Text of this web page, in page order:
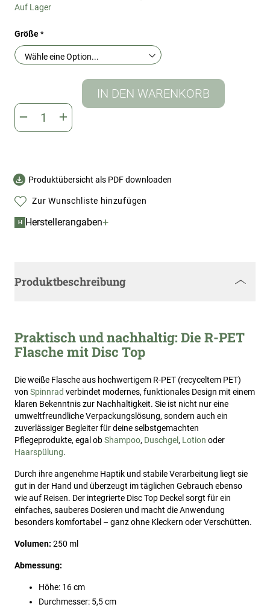
Auf Lager
Größe
IN DEN WARENKORB
Produktübersicht als PDF downloaden
Zur Wunschliste hinzufügen
H Herstellerangaben+
Produktbeschreibung
Praktisch und nachhaltig: Die R-PET
Flasche mit Disc Top
Die weiße Flasche aus hochwertigem R-PET (recyceltem PET)
von Spinnrad verbindet modernes, funktionales Design mit einem
klaren Bekenntnis zur Nachhaltigkeit. Sie ist nicht nur eine
umweltfreundliche Verpackungslösung, sondern auch ein
zuverlässiger Begleiter für deine selbstgemachten
Pflegeprodukte, egal obShampoo, Duschgel, Lotion oder
Haarspülung.
Durch ihre angenehme Haptik und stabile Verarbeitung liegt sie
gut in der Hand und überzeugt im täglichen Gebrauch ebenso
wie auf Reisen. Der integrierte Disc Top Deckel sorgt für ein
einfaches, sauberes Dosieren und macht die Anwendung
besonders komfortabel – ganz ohne Kleckern oder Verschütten.
Volumen: 250 ml
Abmessung:
Höhe: 16 cm
Durchmesser: 5,5 cm